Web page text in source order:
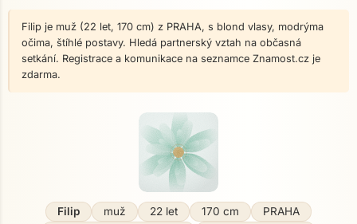
Filip je muž (22 let, 170 cm) z PRAHA, s blond vlasy, modrýma
očima, štíhlé postavy. Hledá partnerský vztah na občasná
setkání. Registrace a komunikace na seznamce Znamost.cz je
zdarma.
Filip muž 22 let 170 cm
PRAHA